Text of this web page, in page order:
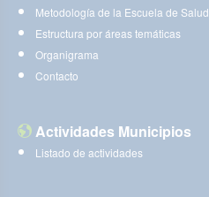
Metodología de la Escuela de Salud
Estructura por áreas temáticas
Organigrama
Contacto
Actividades Municipios
Listado de actividades